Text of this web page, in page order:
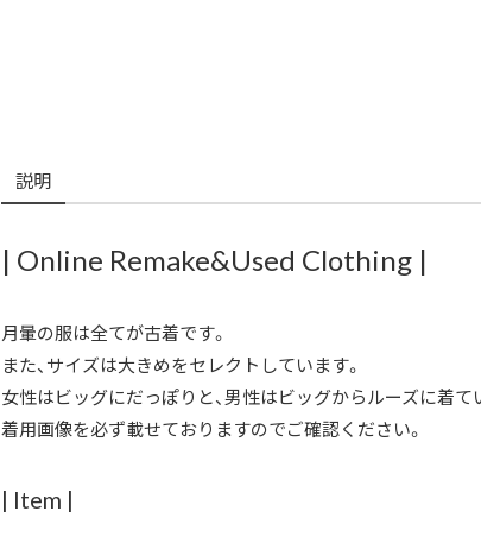
説明
| Online Remake&Used Clothing |
月暈の服は全てが古着です。
また、サイズは大きめをセレクトしています。
女性はビッグにだっぽりと、男性はビッグからルーズに着て
着用画像を必ず載せておりますのでご確認ください。
| Item |